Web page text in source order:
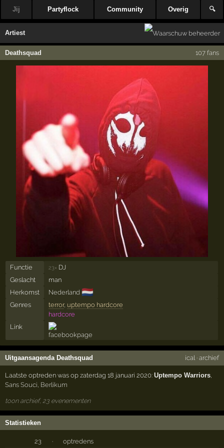
Jij Partyflock Community Overig 🔍
Artiest
Deathsquad 107 fans
Functie 23× DJ
Geslacht
man
Herkomst
Nederland 🇳🇱
Genres terror, uptempo hardcore
hardcore
Link
Uitgaansagenda Deathsquad ical· archief
Laatste optreden was op zaterdag 18 januari 2020:Uptempo Warriors
Sans Souci Berlikum
toon archief, 23 evenementen
Statistieken
23 · optredens